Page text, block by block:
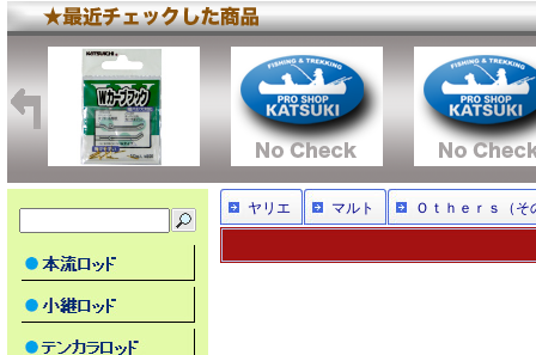
ヤリエ マルト Ｏｔｈｅｒｓ（そ